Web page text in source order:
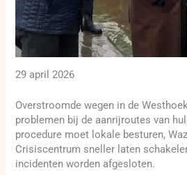
29 april 2026
Overstroomde wegen in de
problemen bij de aanrijroutes van
procedure moet lokale besturen,
Crisiscentrum sneller laten
incidenten worden afgesloten.